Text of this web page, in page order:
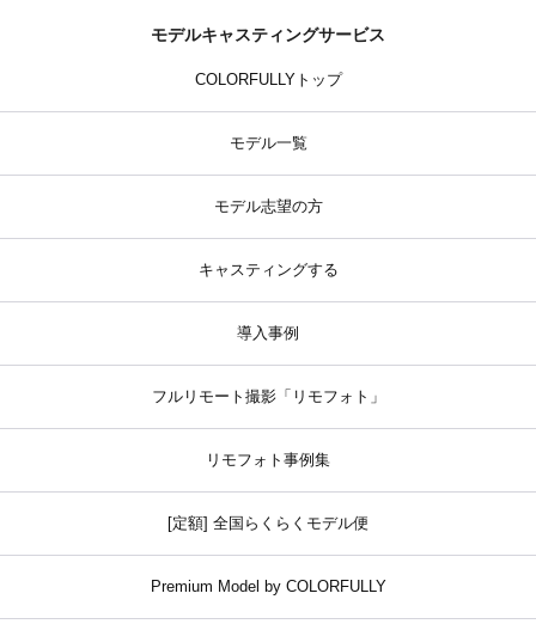
モデルキャスティングサービス
COLORFULLYトップ
モデル一覧
モデル志望の方
キャスティングする
導入事例
フルリモート撮影「リモフォト」
リモフォト事例集
[定額] 全国らくらくモデル便
Premium Model by COLORFULLY